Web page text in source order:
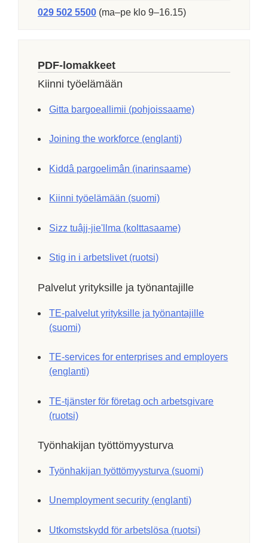
029 502 5500 (ma–pe klo 9–16.15)
PDF-lomakkeet
Kiinni työelämään
Gitta bargoeallimii (pohjoissaame)
Joining the workforce (englanti)
Kiddâ pargoelimân (inarinsaame)
Kiinni työelämään (suomi)
Sizz tuâjj-jieʹllma (kolttasaame)
Stig in i arbetslivet (ruotsi)
Palvelut yrityksille ja työnantajille
TE-palvelut yrityksille ja työnantajille
(suomi)
TE-services for enterprises and employers
(englanti)
TE-tjänster för företag och arbetsgivare
(ruotsi)
Työnhakijan työttömyysturva
Työnhakijan työttömyysturva (suomi)
Unemployment security (englanti)
Utkomstskydd för arbetslösa (ruotsi)